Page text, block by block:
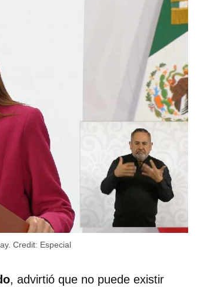
Credit: Especial
, advirtió que no puede existir